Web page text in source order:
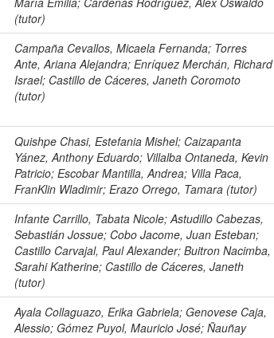
(tutor)
Campaña Cevallos, Micaela Fernanda; Torres
Ante, Ariana Alejandra; Enríquez Merchán, Richard
Israel; Castillo de Cáceres, Janeth Coromoto
(tutor)
Quishpe Chasi, Estefania Mishel; Caizapanta
Yánez, Anthony Eduardo; Villalba Ontaneda, Kevin
Patricio; Escobar Mantilla, Andrea; Villa Paca,
FranKlin Wladimir; Erazo Orrego, Tamara (tutor)
Infante Carrillo, Tabata Nicole; Astudillo Cabezas,
Sebastián Jossue; Cobo Jacome, Juan Esteban;
Castillo Carvajal, Paul Alexander; Buitron Nacimba,
Sarahi Katherine; Castillo de Cáceres, Janeth
(tutor)
Ayala Collaguazo, Erika Gabriela; Genovese Caja,
Alessio; Gómez Puyol, Mauricio José; Ñauñay